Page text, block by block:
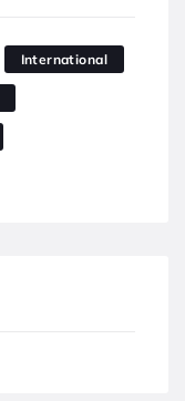
International